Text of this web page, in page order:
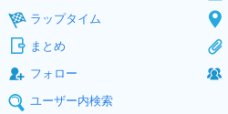
ラップタイム
まとめ
フォロー
ユーザー内検索